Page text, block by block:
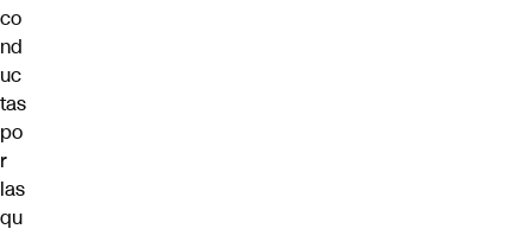
co
nd
uc
tas
po
r
las
qu